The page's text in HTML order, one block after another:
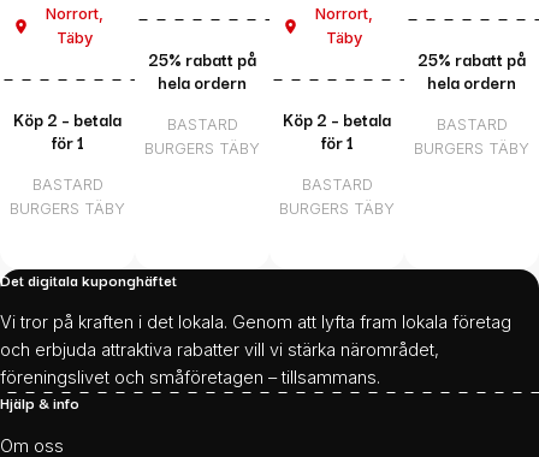
Norrort,
Täby
Köp 2 – betala
för 1
BASTARD
BURGERS TÄBY
25% rabatt på
hela ordern
BASTARD
BURGERS TÄBY
Norrort,
Täby
Köp 2 – betala
för 1
BASTARD
BURGERS TÄBY
25% rabatt på
hela ordern
BASTARD
BURGERS TÄBY
Det digitala kuponghäftet
Vi tror på kraften i det lokala. Genom att lyfta fram lokala företag
och erbjuda attraktiva rabatter vill vi stärka närområdet,
föreningslivet och småföretagen – tillsammans.
Hjälp & info
Om oss